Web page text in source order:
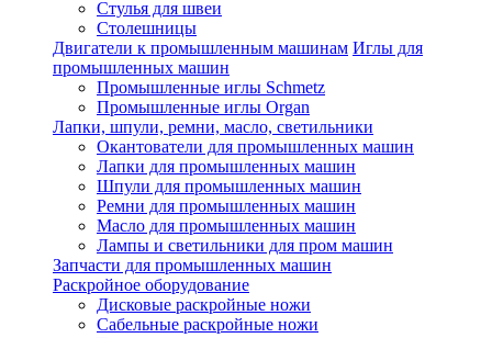
Стулья для швеи
Столешницы
Двигатели к промышленным машинам Иглы для
промышленных машин
Промышленные иглы Schmetz
Промышленные иглы Organ
Лапки, шпули, ремни, масло, светильники
Окантователи для промышленных машин
Лапки для промышленных машин
Шпули для промышленных машин
Ремни для промышленных машин
Масло для промышленных машин
Лампы и светильники для пром машин
Запчасти для промышленных машин
Раскройное оборудование
Дисковые раскройные ножи
Сабельные раскройные ножи